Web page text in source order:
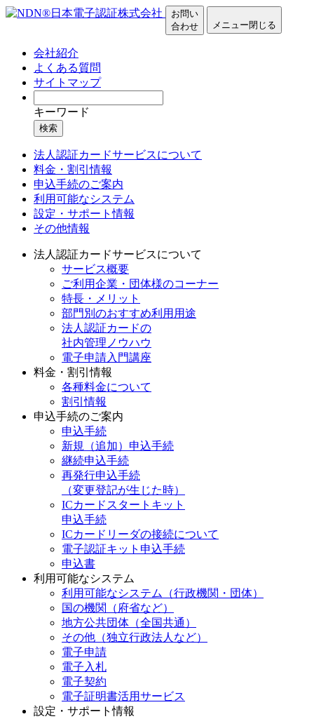
お問い
合わせ
メニュー閉じる
会社紹介
よくある質問
サイトマップ
キーワード
検索
法人認証カードサービスについて
料金・割引情報
申込手続のご案内
利用可能なシステム
設定・サポート情報
その他情報
法人認証カードサービスについて
サービス概要
ご利用企業・団体様のコーナー
特長・メリット
部門別のおすすめ利用用途
法人認証カードの
社内管理ノウハウ
電子申請入門講座
料金・割引情報
各種料金について
割引情報
申込手続のご案内
申込手続
新規（追加）申込手続
継続申込手続
再発行申込手続
（変更登記が生じた時）
ICカードスタートキット
申込手続
ICカードリーダの接続について
電子認証キット申込手続
申込書
利用可能なシステム
利用可能なシステム（行政機関・団体）
国の機関（府省など）
地方公共団体（全国共通）
その他（独立行政法人など）
電子申請
電子入札
電子契約
電子証明書活用サービス
設定・サポート情報